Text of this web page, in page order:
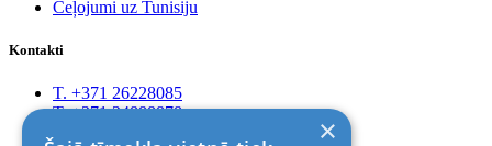
Ceļojumi uz Tunisiju
Kontakti
T. +371 26228085
T. +371 24888878
×